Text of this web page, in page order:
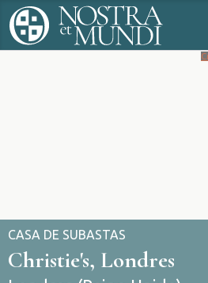
CASA DE SUBASTAS
Christie's, Londres